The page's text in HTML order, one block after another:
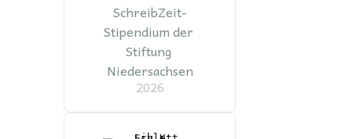
SchreibZeit-
Stipendium der
Stiftung
Niedersachsen
2026